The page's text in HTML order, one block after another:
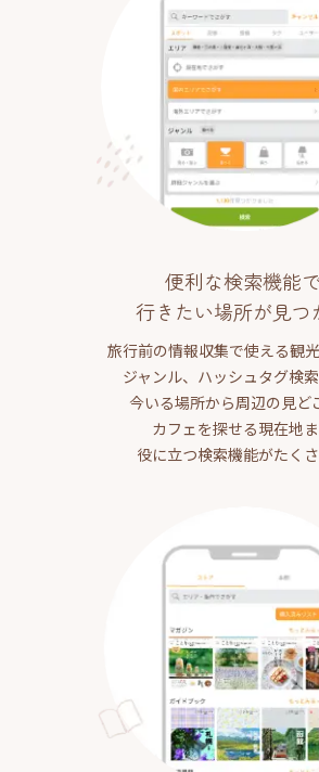
便利な検索機能
行きたい場所が見つ
旅行前の情報収集で使える観光
ジャンル、ハッシュタグ検索
今いる場所から周辺の見ど
カフェを探せる現在地
役に立つ検索機能がたくさ